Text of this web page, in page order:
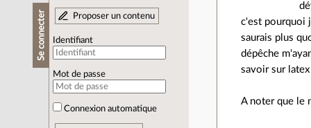
Se connecter Proposer un contenu
Identifiant
Mot de passe
Connexion automatique
c'est pourquoi
saurais plus
dépêche
savoir sur
A noter que le